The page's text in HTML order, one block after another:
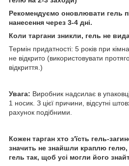
Рекомендуємо оновлювати гель
нанесення через 3-4 дні.
Коли таргани зникли, гель не
Термін придатності: 5 років при
не відкрито (використовувати
відкриття.)
Увага: Виробник надсилає в
1 носик. З цієї причини, відсутні
рахунок подібними.
Кожен тарган хто з'їсть гель-
значить не знайшли краплю гелю,
гель так, щоб усі могли його